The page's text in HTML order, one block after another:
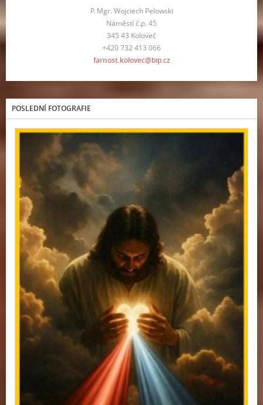
P. Mgr. Wojciech Pelowski
Náměstí č.p. 45
345 43 Koloveč
+420 732 413 066
farnost.kolovec@bip.cz
POSLEDNÍ FOTOGRAFIE